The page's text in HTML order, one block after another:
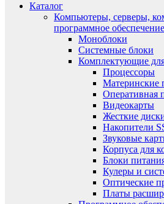
Каталог
Компьютеры, серверы,
программное обеспечение
Моноблоки
Системные блоки
Комплектующие
Процессоры
Материнские
Оперативная
Видеокарты
Жесткие
Накопители
Звуковые
Корпуса для
Блоки
Кулеры и
Оптические
Платы